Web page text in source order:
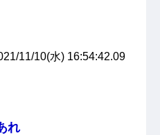
11/10(水) 16:54:42.09
れ